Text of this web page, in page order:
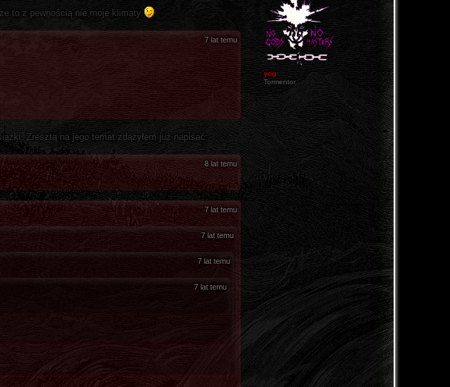
yog
Tormentor
to z pewnością nie moje klimaty
7 lat temu
Zresztą na jego temat zdążyłem już napisać:
8 lat temu
7 lat temu
7 lat temu
7 lat temu
7 lat temu